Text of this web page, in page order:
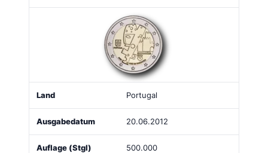
Portugal
20.06.2012
500.000